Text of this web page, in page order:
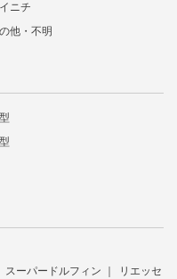
ニチ
他・不明
スーパードルフィン
リエッセ